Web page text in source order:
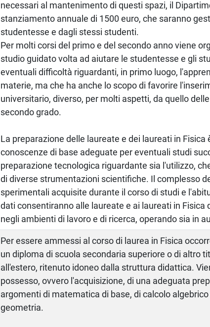
necessari al mantenimento di questi spazi, il
stanziamento annuale di 1500 euro, che saranno
studentesse e dagli stessi studenti.
Per molti corsi del primo e del secondo anno viene
studio guidato volta ad aiutare le studentesse e gli
eventuali difficoltà riguardanti, in primo luogo,
materie, ma che ha anche lo scopo di favorire
universitario, diverso, per molti aspetti, da quello
secondo grado.
La preparazione delle laureate e dei laureati in Fisica
conoscenze di base adeguate per eventuali studi
preparazione tecnologica riguardante sia l'utilizzo,
di diverse strumentazioni scientifiche. Il complesso
sperimentali acquisite durante il corso di studi e
dati consentiranno alle laureate e ai laureati in Fisica
negli ambienti di lavoro e di ricerca, operando sia in
Per essere ammessi al corso di laurea in Fisica
un diploma di scuola secondaria superiore o di altro
all'estero, ritenuto idoneo dalla struttura didattica.
possesso, ovvero l'acquisizione, di una adeguata
argomenti di matematica di base, di calcolo
geometria.